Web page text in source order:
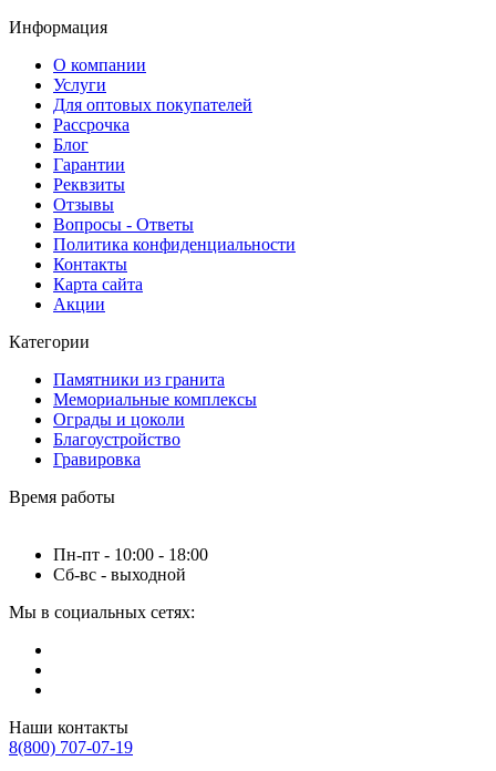
Информация
О компании
Услуги
Для оптовых покупателей
Рассрочка
Блог
Гарантии
Реквзиты
Отзывы
Вопросы - Ответы
Политика конфиденциальности
Контакты
Карта сайта
Акции
Категории
Памятники из гранита
Мемориальные комплексы
Ограды и цоколи
Благоустройство
Гравировка
Время работы
Пн-пт - 10:00 - 18:00
Сб-вс - выходной
Мы в социальных сетях:
Наши контакты
8(800) 707-07-19